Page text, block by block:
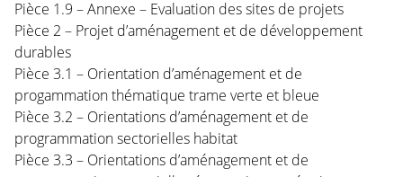
Pièce 1.9 – Annexe – Evaluation des sites de projets
Pièce 2 – Projet d’aménagement et de développement
durables
Pièce 3.1 – Orientation d’aménagement et de
progammation thématique trame verte et bleue
Pièce 3.2 – Orientations d’aménagement et de
programmation sectorielles habitat
Pièce 3.3 – Orientations d’aménagement et de